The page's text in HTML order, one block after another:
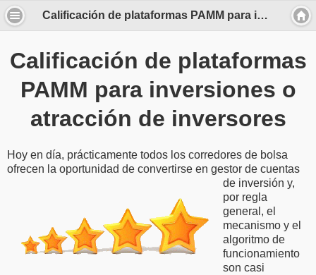
Calificación de plataformas PAMM para inversiones o atracción de inversores
Calificación de plataformas
PAMM para inversiones o
atracción de inversores
Hoy en día, prácticamente todos los corredores de bolsa
ofrecen la oportunidad de convertirse en gestor de cuentas
de inversión y,
por regla
general, el
mecanismo y el
algoritmo de
funcionamiento
son casi